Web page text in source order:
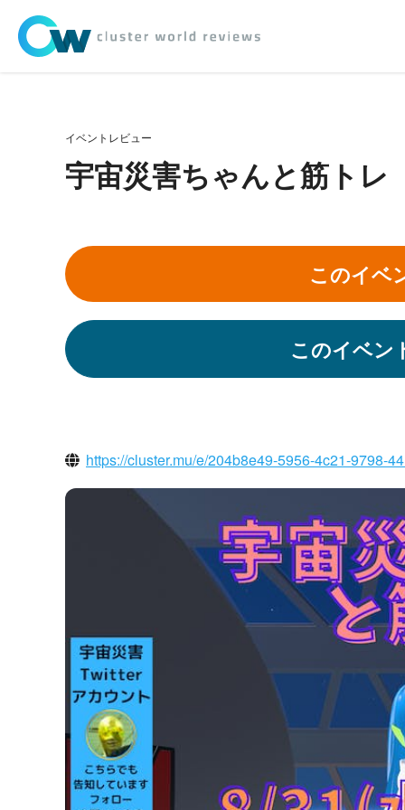
イベントレビュー
宇宙災害ちゃんと筋トレ
このイベ
このイベン
https://cluster.mu/e/204b8e49-5956-4c21-9798-